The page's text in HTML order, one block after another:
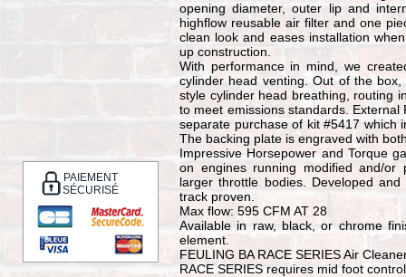
PAIEMENT
SÉCURISÉ
opening diameter, outer lip and
highflow reusable air filter and one
clean look and eases installation
up construction.
With performance in mind, we
cylinder head venting. Out of the
style cylinder head breathing, routing
to meet emissions standards.
separate purchase of kit #5417 which
The backing plate is engraved with
Impressive Horsepower and Torque
on engines running modified and/or
larger throttle bodies. Developed
track proven.
Max flow: 595 CFM AT 28
Available in raw, black, or chrome
element.
FEULING BA RACE SERIES Air
RACE SERIES requires mid foot